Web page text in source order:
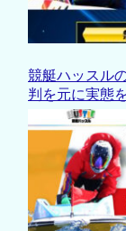
競艇ハッスル
判を元に実態